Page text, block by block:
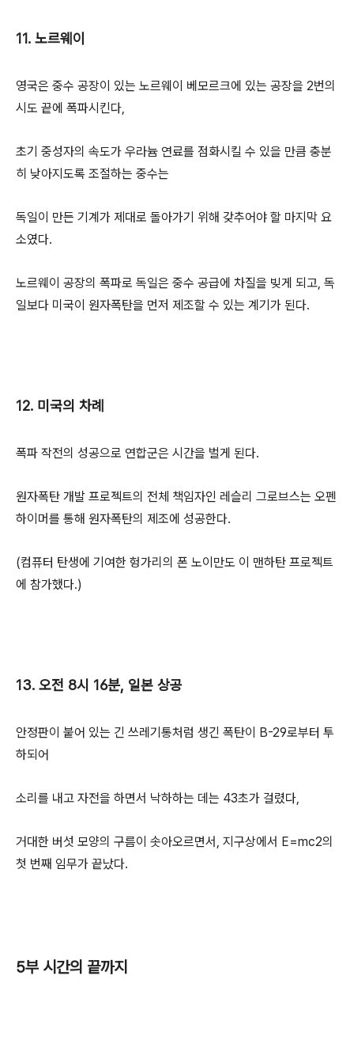
11. 노르웨이
영국은 중수 공장이 있는 노르웨이 베모르크에 있는 공장을 2번의
시도 끝에 폭파시킨다,
초기 중성자의 속도가 우라늄 연료를 점화시킬 수 있을 만큼 충분
히 낮아지도록 조절하는 중수는
독일이 만든 기계가 제대로 돌아가기 위해 갖추어야 할 마지막 요
소였다.
노르웨이 공장의 폭파로 독일은 중수 공급에 차질을 빚게 되고, 독
일보다 미국이 원자폭탄을 먼저 제조할 수 있는 계기가 된다.
12. 미국의 차례
폭파 작전의 성공으로 연합군은 시간을 벌게 된다.
원자폭탄 개발 프로젝트의 전체 책임자인 레슬리 그로브스는 오펜
하이머를 통해 원자폭탄의 제조에 성공한다.
(컴퓨터 탄생에 기여한 헝가리의 폰 노이만도 이 맨하탄 프로젝트
에 참가했다.)
13. 오전 8시 16분, 일본 상공
안정판이 붙어 있는 긴 쓰레기통처럼 생긴 폭탄이 B-29로부터 투
하되어
소리를 내고 자전을 하면서 낙하하는 데는 43초가 걸렸다,
거대한 버섯 모양의 구름이 솟아오르면서, 지구상에서 E=mc2의
첫 번째 임무가 끝났다.
5부 시간의 끝까지